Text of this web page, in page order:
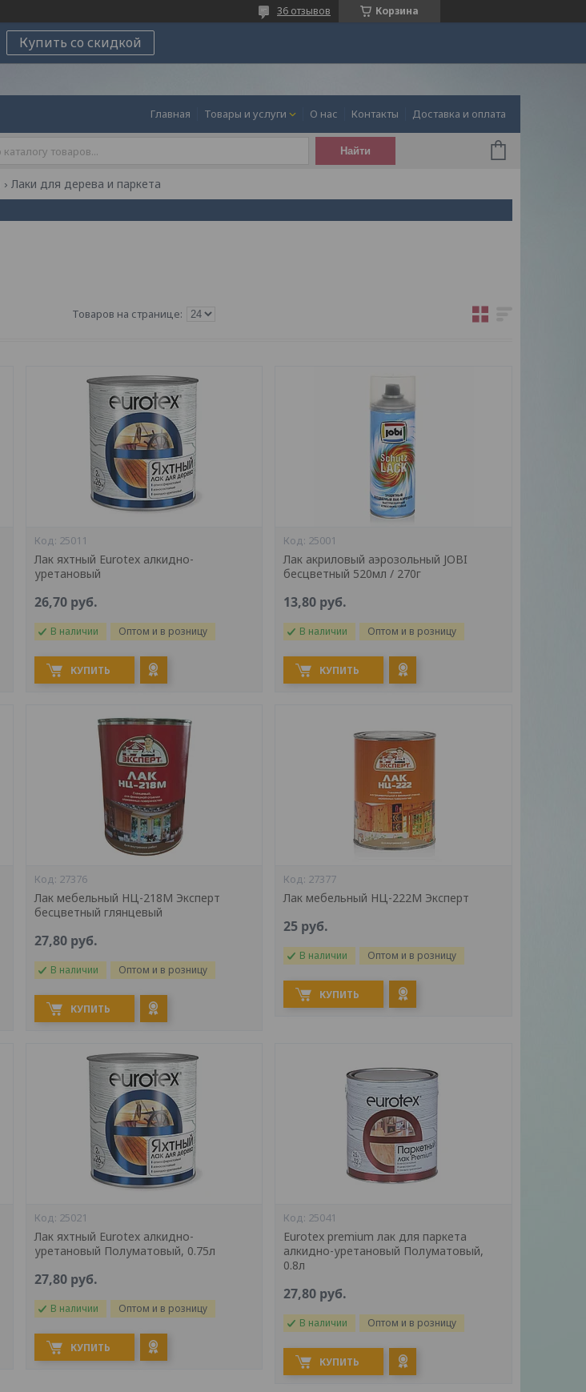
Корзина
36 отзывов
Купить со скидкой
Главная Товары и услуги О нас Контакты Доставка и оплата
Найти
Лаки для дерева и паркета
25011
Лак яхтный Eurotex алкидно-
уретановый
26,70 руб.
В наличии Оптом и в розницу
КУПИТЬ
25001
Лак акриловый аэрозольный JOBI
бесцветный 520мл / 270г
13,80 руб.
В наличии Оптом и в розницу
КУПИТЬ
27376
Лак мебельный НЦ-218М Эксперт
бесцветный глянцевый
27,80 руб.
В наличии Оптом и в розницу
КУПИТЬ
27377
Лак мебельный НЦ-222М Эксперт
25 руб.
В наличии Оптом и в розницу
КУПИТЬ
25021
Лак яхтный Eurotex алкидно-
уретановый Полуматовый, 0.75л
27,80 руб.
В наличии Оптом и в розницу
КУПИТЬ
25041
Eurotex premium лак для паркета
алкидно-уретановый Полуматовый,
0.8л
27,80 руб.
В наличии Оптом и в розницу
КУПИТЬ